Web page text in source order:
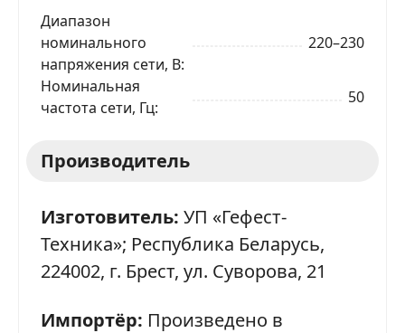
Диапазон
номинального
напряжения сети, В
220–230
Номинальная
частота сети, Гц
50
Производитель
Изготовитель: УП «Гефест-
Техника»; Республика Беларусь,
224002, г. Брест, ул. Суворова, 21
Импортёр: Произведено в